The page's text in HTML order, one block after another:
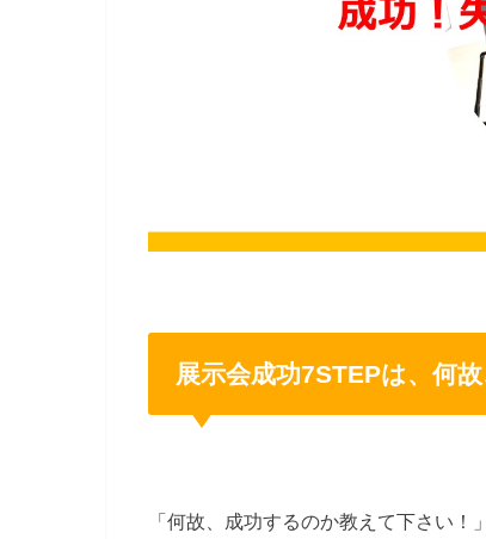
展示会成功7STEPは、何
「何故、成功するのか教えて下さい！」